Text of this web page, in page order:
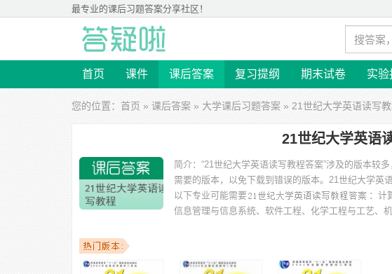
最专业的课后习题答案分享社区！
首页 课件 课后答案 复习提纲 期末试卷 实验
您的位置： 首页 » 课后答案 » 大学课后习题答案 » 21世纪大学英语读写
21世纪大学英语
简介： “21世纪大学英语读写教程答案”涉及的版本较
需要的版本，以免下载到错误的版本。 21世纪大学英
以下专业可能需要
：计
信息管理与信息系统、软件工程、化学工程与工艺、
：安徽大学、上海大学
学、上海海事大学、三亚学院、天津师范大学、福建工程学院 等。